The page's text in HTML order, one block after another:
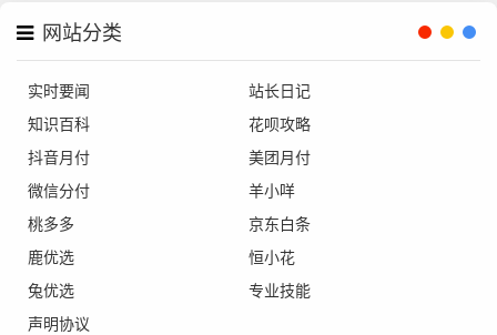
网站分类
实时要闻
站长日记
知识百科
花呗攻略
抖音月付
美团月付
微信分付
羊小咩
桃多多
京东白条
鹿优选
恒小花
兔优选
专业技能
声明协议